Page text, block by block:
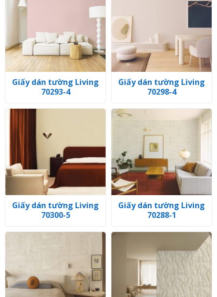
Giấy dán tường Living
70293-4
Giấy dán tường Living
70298-4
Giấy dán tường Living
70300-5
Giấy dán tường Living
70288-1